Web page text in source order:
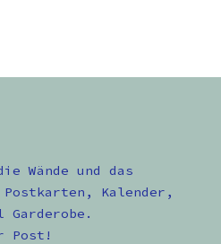
Wände und das
Kalender,
Garderobe.
Post!